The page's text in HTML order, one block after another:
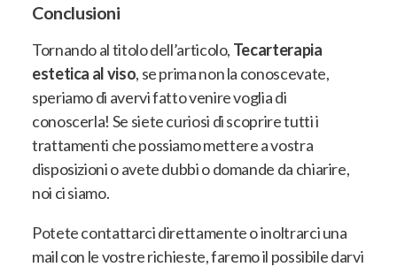
Conclusioni
Tornando al titolo dell’articolo, Tecarterapia
estetica al viso, se prima non la conoscevate,
speriamo di avervi fatto venire voglia di
conoscerla! Se siete curiosi di scoprire tutti i
trattamenti che possiamo mettere a vostra
disposizioni o avete dubbi o domande da chiarire,
noi ci siamo.
Potete contattarci direttamente o inoltrarci una
mail con le vostre richieste, faremo il possibile darvi